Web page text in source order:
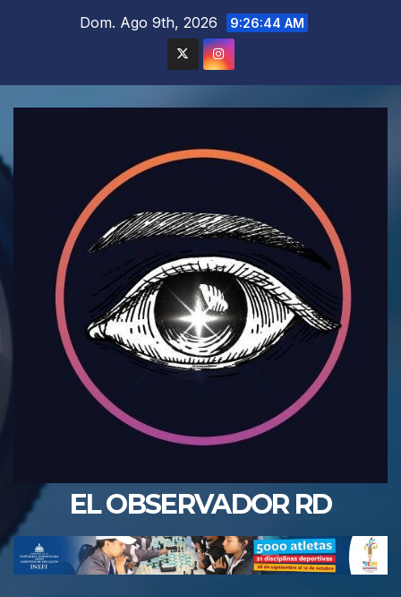
Dom. Ago 9th, 2026 9:26:46 AM
EL OBSERVADOR RD